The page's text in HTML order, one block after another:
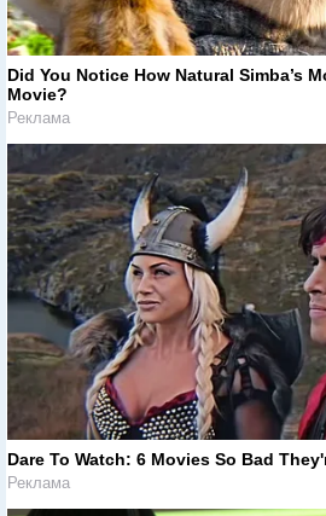
Did You Notice How Natural Simba’s
Movie?
Реклама
Dare To Watch: 6 Movies So Bad
Реклама